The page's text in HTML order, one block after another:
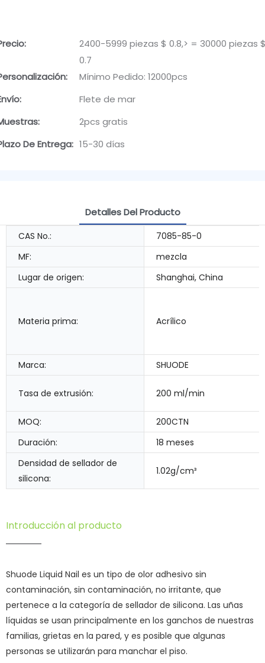
2400-5999 piezas $ 0.8,> = 30000 piezas
0.7
Mínimo Pedido: 12000pcs
Flete de mar
2pcs gratis
De Entrega: 15-30 días
Detalles Del Producto
CAS No.:
7085-85-0
MF:
mezcla
Lugar de origen:
Shanghai, China
Materia prima: Acrílico
Marca: SHUODE
Tasa de extrusión: 200 ml/min
MOQ:
200CTN
Duración:
18 meses
Densidad de sellador de
silicona:
1.02g/cm³
Introducción al producto
Shuode Liquid Nail es un tipo de olor adhesivo sin
contaminación, sin contaminación, no irritante, que
pertenece a la categoría de sellador de silicona. Las uñas
líquidas se usan principalmente en los ganchos de nuestras
familias, grietas en la pared, y es posible que algunas
personas se utilizarán para manchar el piso.